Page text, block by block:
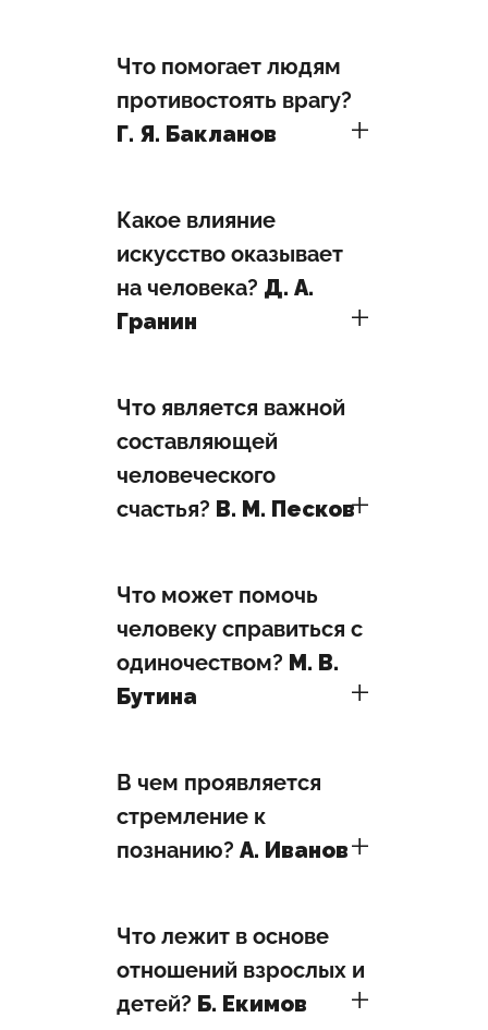
Что помогает людям
противостоять врагу?
Г. Я. Бакланов
Какое влияние
искусство оказывает
на человека? Д. А.
Гранин
Что является важной
составляющей
человеческого
счастья? В. М. Песков
Что может помочь
человеку справиться с
одиночеством? М. В.
Бутина
В чем проявляется
стремление к
познанию?А. Иванов
Что лежит в основе
отношений взрослых и
детей? Б. Екимов